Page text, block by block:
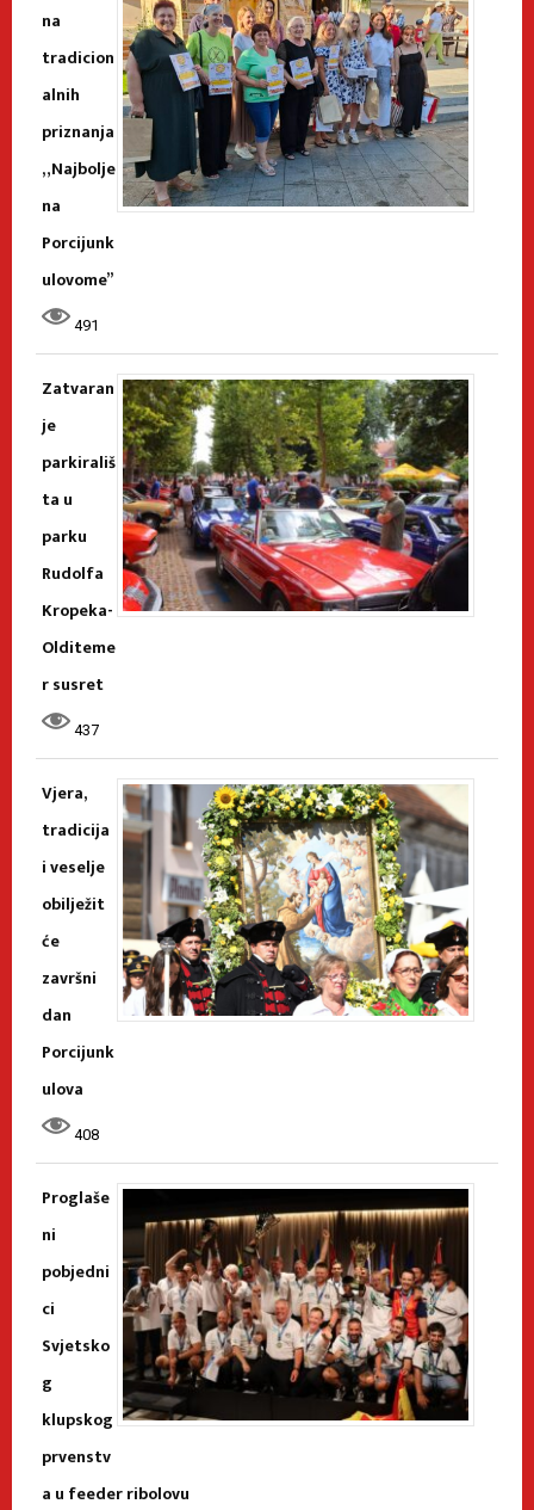
na
tradicion
alnih
priznanja
„Najbolje
na
Porcijunk
ulovome”
491
Zatvaran
je
parkirališ
ta u
parku
Rudolfa
Kropeka-
Olditeme
r susret
437
Vjera,
tradicija
i veselje
obilježit
će
završni
dan
Porcijunk
ulova
408
Proglaše
ni
pobjedni
ci
Svjetsko
g
klupskog
prvenstv
a u feeder ribolovu